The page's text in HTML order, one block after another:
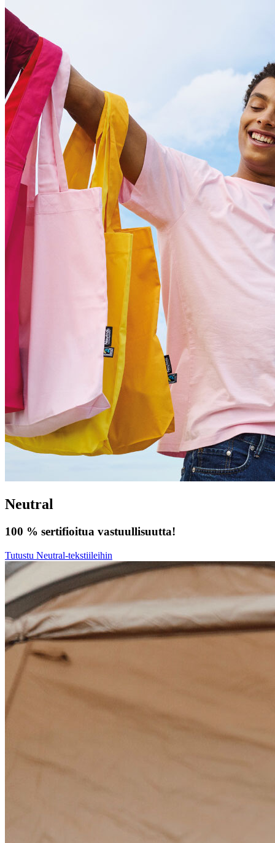
Neutral
100 % sertifioitua vastuullisuutta!
Tutustu Neutral-tekstiileihin